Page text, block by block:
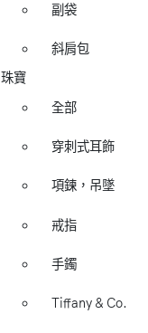
副袋
斜肩包
珠寶
全部
穿刺式耳飾
項鍊，吊墜
戒指
手鐲
Tiffany & Co.